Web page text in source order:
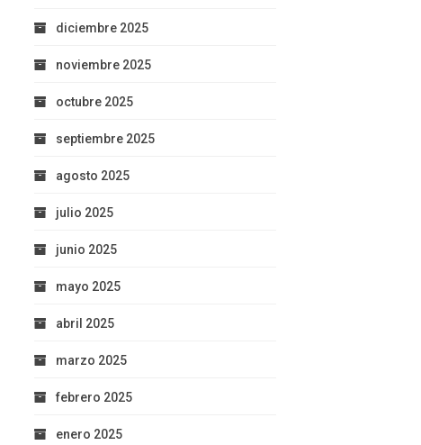
diciembre 2025
noviembre 2025
octubre 2025
septiembre 2025
agosto 2025
julio 2025
junio 2025
mayo 2025
abril 2025
marzo 2025
febrero 2025
enero 2025